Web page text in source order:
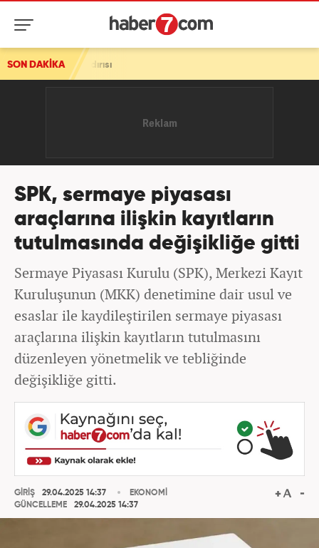
SON DAKİKA
SPK, sermaye piyasası
araçlarına ilişkin kayıtların
tutulmasında değişikliğe gitti
Sermaye Piyasası Kurulu (SPK), Merkezi Kayıt
Kuruluşunun (MKK) denetimine dair usul ve
esaslar ile kaydileştirilen sermaye piyasası
araçlarına ilişkin kayıtların tutulmasını
düzenleyen yönetmelik ve tebliğinde
değişikliğe gitti.
GİRİŞ
29.04.2025 14:37
GÜNCELLEME
29.04.2025 14:37
EKONOMİ